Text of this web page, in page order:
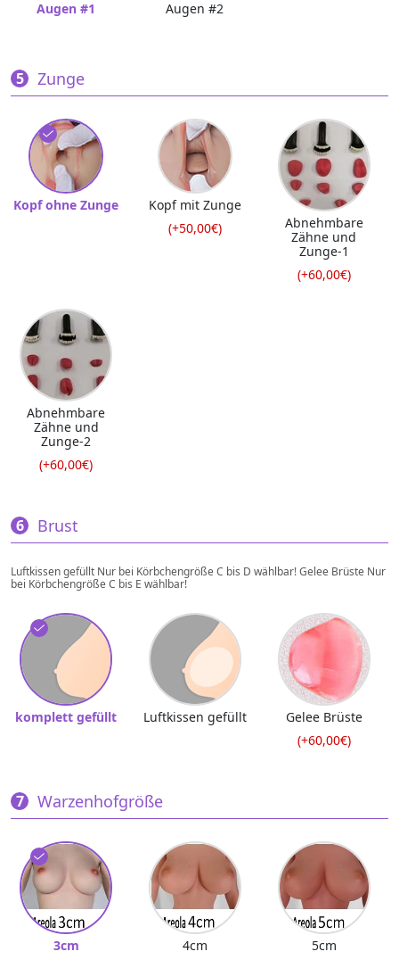
Augen #1 Augen #2
Zunge
Kopf ohne Zunge
Kopf mit Zunge
(+50,00€)
Abnehmbare
Zähne und
Zunge-1
(+60,00€)
Abnehmbare
Zähne und
Zunge-2
(+60,00€)
Brust
Luftkissen gefüllt Nur bei Körbchengröße C bis D wählbar! Gelee Brüste Nur
bei Körbchengröße C bis E wählbar!
komplett gefüllt Luftkissen gefüllt
Gelee Brüste
(+60,00€)
Warzenhofgröße
3cm 4cm 5cm